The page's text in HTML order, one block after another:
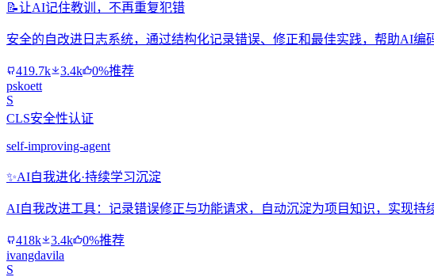
📝让AI记住教训，不再重复犯错
安全的自改进日志系统，通过结构化记录错误、修正和最佳实践，帮助AI编
419.7k 3.4k
0%推荐
pskoett
S
CLS安全性认证
self-improving-agent
✨AI自我进化·持续学习沉淀
AI自我改进工具：记录错误修正与功能请求，自动沉淀为项目知识，实现持
418k 3.4k
0%推荐
ivangdavila
S